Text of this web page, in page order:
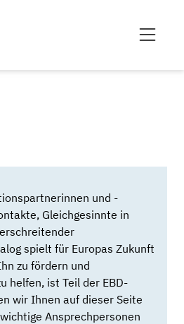
und -
Gleichgesinnte in
spielt für Europas Zukunft
zu fördern und
helfen, ist Teil der EBD-
wir Ihnen auf dieser Seite
Ansprechpersonen